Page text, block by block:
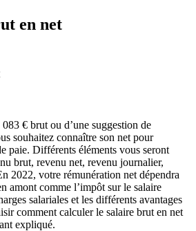
en net
€ brut ou d’une suggestion de
souhaitez connaître son net pour
paie. Différents éléments vous seront
brut, revenu net, revenu journalier,
2022, votre rémunération net dépendra
amont comme l’impôt sur le salaire
salariales et les différents avantages
comment calculer le salaire brut en net
expliqué.